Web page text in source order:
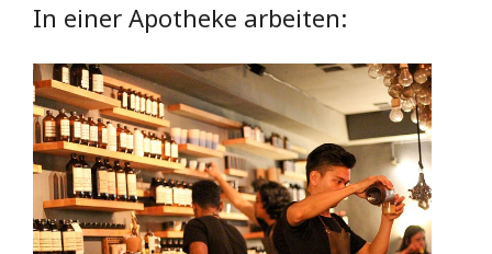
In einer Apotheke arbeiten: